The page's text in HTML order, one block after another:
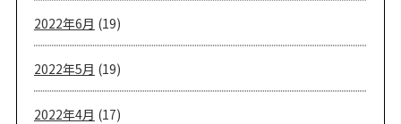
2022年6月 (19)
2022年5月 (19)
2022年4月 (17)